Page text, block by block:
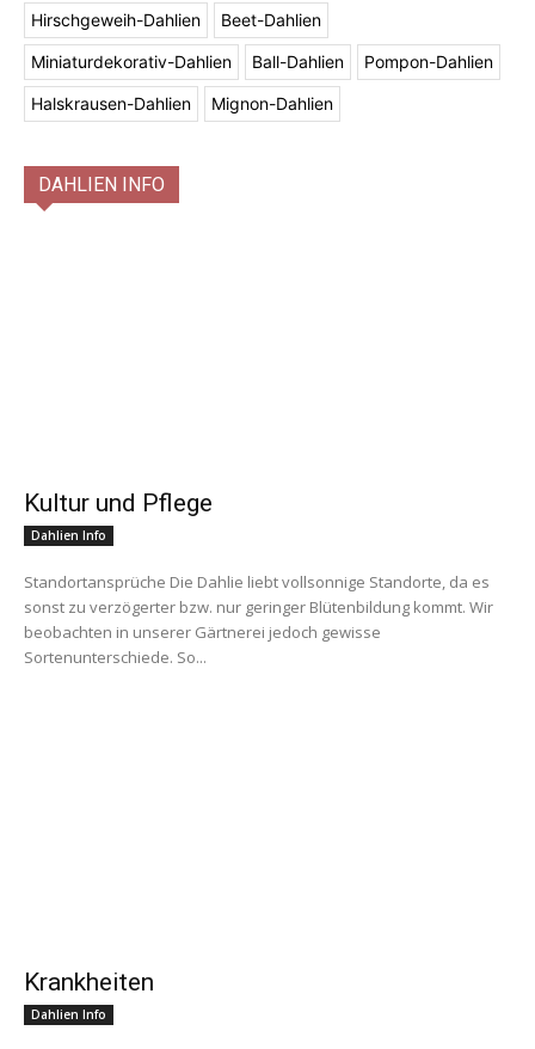
Hirschgeweih-Dahlien Beet-Dahlien
Miniaturdekorativ-Dahlien Ball-Dahlien Pompon-Dahlien
Halskrausen-Dahlien Mignon-Dahlien
DAHLIEN INFO
Kultur und Pflege
Dahlien Info
Standortansprüche Die Dahlie liebt vollsonnige Standorte, da es
sonst zu verzögerter bzw. nur geringer Blütenbildung kommt. Wir
beobachten in unserer Gärtnerei jedoch gewisse
Sortenunterschiede. So...
Krankheiten
Dahlien Info